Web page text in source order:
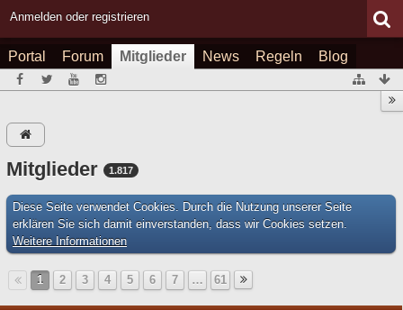
Anmelden oder registrieren
Portal Forum Mitglieder News Regeln Blog
Mitglieder 1.817
Diese Seite verwendet Cookies. Durch die Nutzung unserer Seite
erklären Sie sich damit einverstanden, dass wir Cookies setzen.
Weitere Informationen
1 2 3 4 5 6 7 … 61